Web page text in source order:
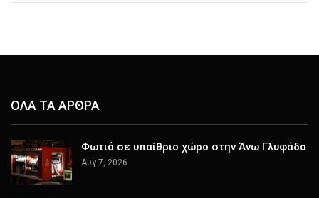
ΟΛΑ ΤΑ ΑΡΘΡΑ
Φωτιά σε υπαίθριο χώρο στην Άνω Γλυφάδα
Αυγ 7, 2026